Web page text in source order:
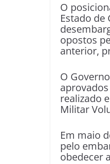
O
Estado de
opostos
anterior,
O
realizado
Militar
Em maio
pelo
obedecer